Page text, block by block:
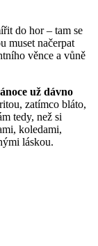
do hor – tam se
muset načerpat
věnce a vůně
už dávno
zatímco bláto,
tedy, než si
koledami,
láskou.